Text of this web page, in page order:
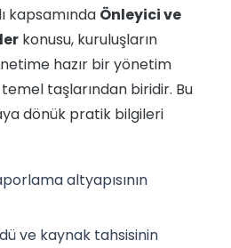
kapsamında Önleyici ve
konusu, kuruluşların
hazır bir yönetim
taşlarından biridir. Bu
dönük pratik bilgileri
altyapısının
ve kaynak tahsisinin